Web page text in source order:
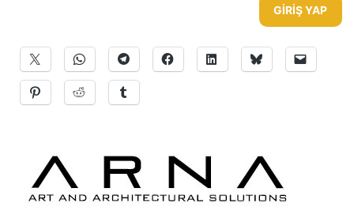
GIRIŞ YAP